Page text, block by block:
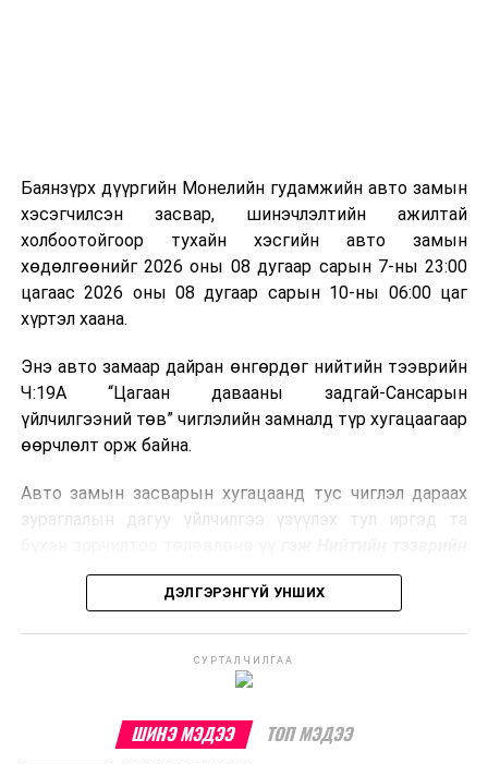
болон дулааны эрчим хүч үйлдвэрлэхэд ашиглаж
болдог. Зарим технологийн хувьд шаталтын дараа
үлдэх үнснээс фосфор зэрэг ашигт эрдсийг сэргээн
авах боломжтой аж.
байна. Тухайлбал, Германд лаг шатаах үйлдвэрээс
гарсан үнснээс фосфор сэргээн авах технологи
ашигладаг бол Нидерландад төвлөрсөн лаг
боловсруулах үйлдвэрүүдээр дулаан, цахилгаан
Ийнхүү лаг хатаах, шатаах технологийг лагийн
улсад өргөн ашиглаж байна.
Баянзүрх дүүргийн Монелийн гудамжийн авто замын
хэсэгчилсэн засвар, шинэчлэлтийн ажилтай
холбоотойгоор тухайн хэсгийн авто замын
хөдөлгөөнийг 2026 оны 08 дугаар сарын 7-ны 23:00
цагаас 2026 оны 08 дугаар сарын 10-ны 06:00 цаг
хүртэл хаана.
Энэ авто замаар дайран өнгөрдөг нийтийн тээврийн
Ч:19А “Цагаан давааны задгай-Сансарын
үйлчилгээний төв” чиглэлийн замналд түр хугацаагаар
өөрчлөлт орж байна.
Авто замын засварын хугацаанд тус чиглэл дараах
зураглалын дагуу үйлчилгээ үзүүлэх тул иргэд та
бодлогын газраас мэдээллээ.
ДЭЛГЭРЭНГҮЙ УНШИХ
СУРТАЛЧИЛГАА
ШИНЭ МЭДЭЭ ТОП МЭДЭЭ